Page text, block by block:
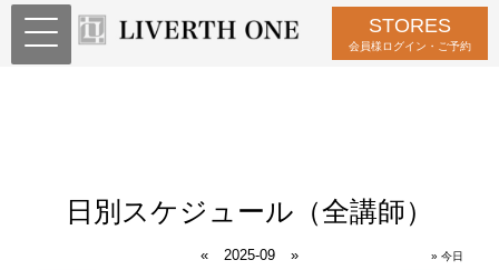
STORES
会員様ログイン・ご予約
日別スケジュール（全講師）
« 2025-09 » » 今日